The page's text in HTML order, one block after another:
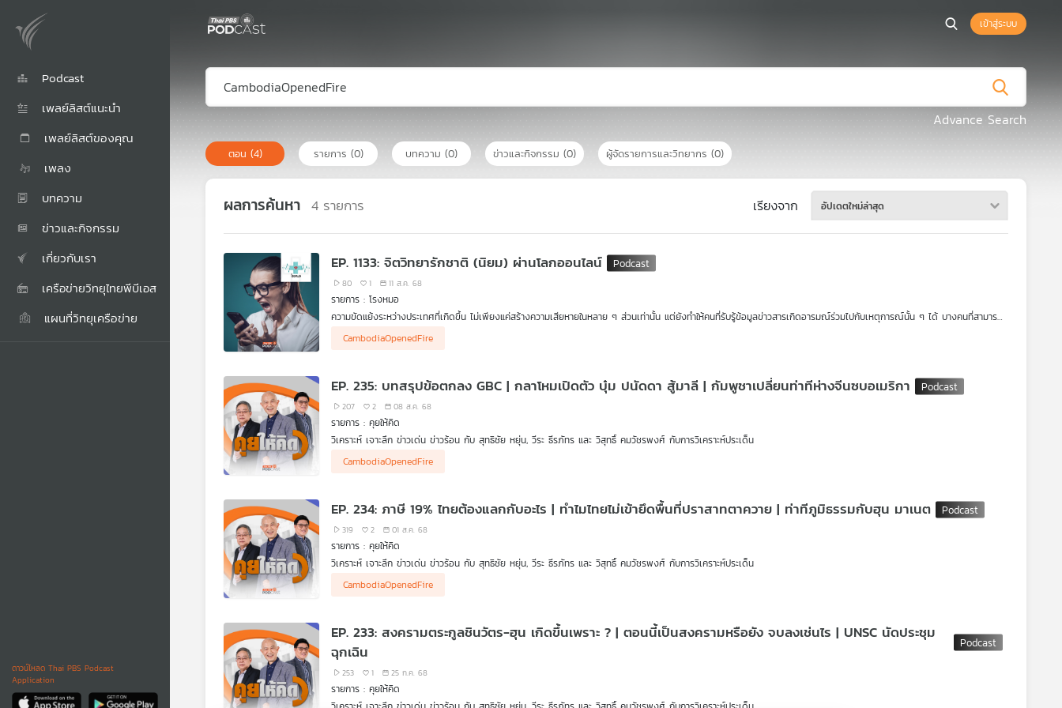
Podcast
เพลย์ลิสต์แนะนำ
เพลย์ลิสต์ของคุณ
เพลง
บทความ
ข่าวและกิจกรรม
เกี่ยวกับเรา
เครือข่ายวิทยุไทยพีบีเอส
แผนที่วิทยุเครือข่าย
ดาวน์โหลด Thai PBS Podcast
Application
เข้าสู่ระบบ
Advance Search
ตอน (4) รายการ (0) บทความ (0) ข่าวและกิจกรรม (0) ผู้จัดรายการและวิทยากร (0)
ผลการค้นหา 4 รายการ เรียงจาก อัปเดตใหม่ล่าสุด
EP. 1133: จิตวิทยารักชาติ (นิยม) ผ่านโลกออนไลน์
80 1 11 ส.ค. 68
รายการ : โรงหมอ
ความขัดแย้งระหว่างประเทศที่เกิดขึ้น ไม่เพียงแค่สร้างความเสียหายในหลาย ๆ ส่วนเท่านั้น แต่ยังทำให้คนที่รับรู้ข้อมูลข่าวสารเกิดอารมณ์ร่วมไปกับเหตุการณ์นั้น ๆ ได้ บางคนที่สามารถ
ออนไลน์ที่ทำได้ง่ายมากขึ้น เรื่องนี้ในทางจิตวิทยาเป็นอย่างไร รายการ โรงหมอ เล่าให้ฟังค่ะ
CambodiaOpenedFire
EP. 235: บทสรุปข้อตกลง GBC | กลาโหมเปิดตัว บุ๋ม ปนัดดา สู้มาลี | กัมพูชาเปลี่ยนท่าทีห่างจีนซบอเมริกา
207 2 08 ส.ค. 68
รายการ : คุยให้คิด
วิเคราะห์ เจาะลึก ข่าวเด่น ข่าวร้อน กับ สุทธิชัย หยุ่น, วีระ ธีรภัทร และ วิสุทธิ์ คมวัชรพงศ์ กับการวิเคราะห์ประเด็น
- บทสรุปข้อตกลง "GBC ไทย-กัมพูชา"
- ไทยกับการบริหารความสัมพันธ์มหาอำนาจ "อเมริกา-จีน"
- สุทธิชัยเสนอ ไทยใช้การทูตเชิงรุกผลักดันโต๊ะเจรจา "ทรัมป์-คิม จอง อึล" ที่กรุงเทพฯ
- ลุ้นต่อ "พ.ร.บ. งบประมาณปี 69" รัฐบาลคุมเสียงอยู่หรือไม่ ?
- วีระชวน ตามการเมืองไทยเป็นรายสัปดาห์ หลังจากนี้
- งบด้านความมั่นคง ผ่านฉลุย !
- มองการเมือง เดือนสิงหาคม
CambodiaOpenedFire
EP. 234: ภาษี 19% ไทยต้องแลกกับอะไร | ทำไมไทยไม่เข้ายึดพื้นที่ปราสาทตาควาย | ท่าทีภูมิธรรมกับฮุน มาเนต
319 2 01 ส.ค. 68
รายการ : คุยให้คิด
วิเคราะห์ เจาะลึก ข่าวเด่น ข่าวร้อน กับ สุทธิชัย หยุ่น, วีระ ธีรภัทร และ วิสุทธิ์ คมวัชรพงศ์ กับการวิเคราะห์ประเด็น
- การเดินเกมระหว่างประเทศของ "สหรัฐฯ-จีน" ในภูมิภาคอาเซียน
- การเดินเกมการค้าของรัฐบาล หลังปรับภาษีทรัมป์ 19% จะเป็นจุดชี้ชะตาภาคธุรกิจไทย
- สหรัฐฯ จับตา "สินค้าส่งผ่าน" ประเทศไหนปลอมแปลงแหล่งผลิตเพื่อเลี่ยงภาษี อาจโดนโทษหนักกว่าเดิม
- จับตาคำตัดสินชี้อนาคต "แพทองธาร-ทักษิณ" ช่วงเดือนสิงหาคมนี้
- วิเคราะห์ท่าที "ภูมิธรรม-ฮุน มาเนต" ในการเจรจาหยุดยิงที่มาเลเซีย
- ทำไมไทยไม่เข้ายึดพื้นที่ "ปราสาทตาควาย" ?
- "การบริหารข่าวสารของรัฐบาล" ขาดความเป็นเอกภาพ
CambodiaOpenedFire
EP. 233: สงครามตระกูลชินวัตร-ฮุน เกิดขึ้นเพราะ ? | ตอนนี้เป็นสงครามหรือยัง จบลงเช่นไร | UNSC นัดประชุม
ฉุกเฉิน
253 1 25 ก.ค. 68
รายการ : คุยให้คิด